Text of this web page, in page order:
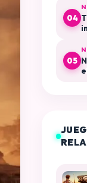
04
05